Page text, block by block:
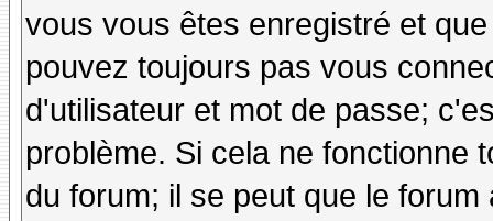
vous vous êtes enregistré et
pouvez toujours pas vous
d'utilisateur et mot de passe;
problème. Si cela ne fonctionne
du forum; il se peut que le